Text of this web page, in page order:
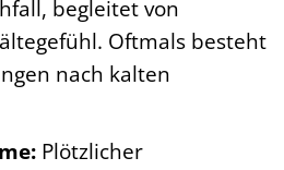
begleitet von
Oftmals besteht
nach kalten
Plötzlicher